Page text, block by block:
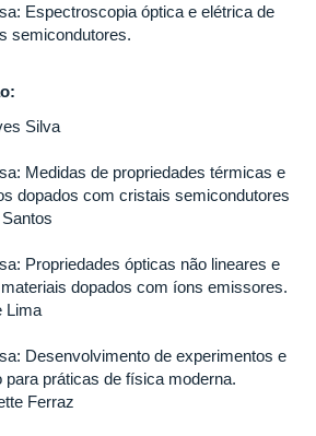
Espectroscopia óptica e elétrica de
semicondutores.
Silva
Medidas de propriedades térmicas e
dopados com cristais semicondutores
Propriedades ópticas não lineares e
dopados com íons emissores.
Lima
Desenvolvimento de experimentos e
para práticas de física moderna.
Ferraz